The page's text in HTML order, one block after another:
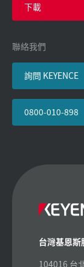
下載
聯絡我們
詢問 KEYENCE
0800-010-898
台灣基恩斯
104016 台